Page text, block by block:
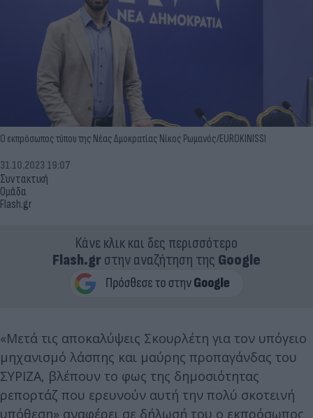
Ο εκπρόσωπος τύπου της Νέας Δμοκρατίας Νίκος Ρωμανός/EUROKINISSI
Συντακτική
Ομάδα
Flash.gr
31.10.2023 19:07
Κάνε κλικ και δες περισσότερο
Flash.grστην αναζήτηση της Google
«Μετά τις αποκαλύψεις Σκουρλέτη για τον υπόγειο
μηχανισμό λάσπης και μαύρης προπαγάνδας του
ΣΥΡΙΖΑ, βλέπουν το φως της δημοσιότητας
ρεπορτάζ που ερευνούν αυτή την πολύ σκοτεινή
υπόθεση» αναφέρει σε δήλωσή του ο εκπρόσωπος